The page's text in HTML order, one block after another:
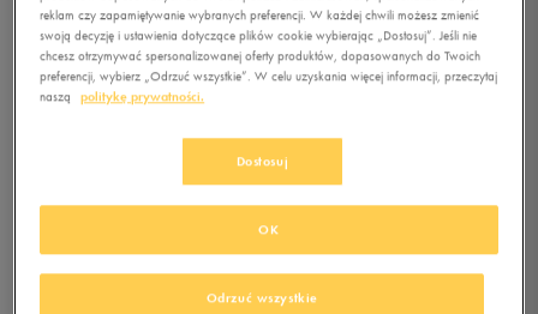
5.0 (1 )
(cena bezpośrednio przed promocją)
zł -11%(najniższa cena z 30 dni przed obniżką)
101,99złz Vat
KLUBIE 50 STYLE
reklam czy zapamiętywanie wybranych preferencji. W każdej chwili możesz zmienić
swoją decyzję i ustawienia dotyczące plików cookie wybierając „Dostosuj”. Jeśli nie
chcesz otrzymywać spersonalizowanej oferty produktów, dopasowanych do Twoich
preferencji, wybierz „Odrzuć wszystkie”. W celu uzyskania więcej informacji, przeczytaj
naszą
politykę prywatności.
Dostosuj
Odrzuć wszystkie
OK